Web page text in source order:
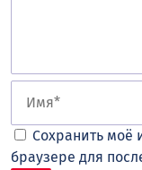
Сохранить моё
браузере для